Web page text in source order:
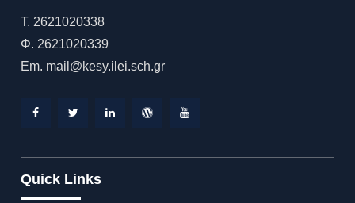
Τ. 2621020338
Φ. 2621020339
Εm. mail@kesy.ilei.sch.gr
Quick Links